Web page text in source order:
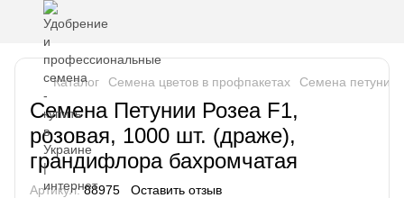
Каталог Семена цветов в профпакетах Семена
Семена Петунии Розеа F1,
розовая, 1000 шт. (драже),
грандифлора бахромчатая
Артикул:88975 Оставить отзыв